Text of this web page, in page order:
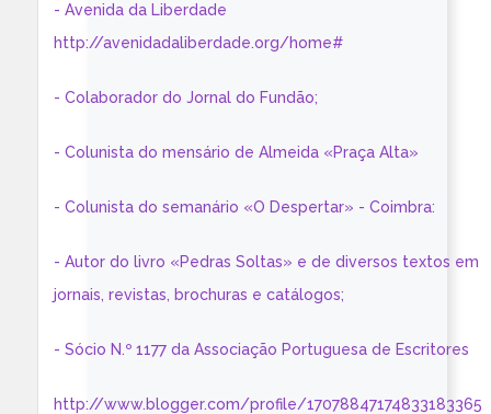
- Avenida da Liberdade
http://avenidadaliberdade.org/home#
- Colaborador do Jornal do Fundão;
- Colunista do mensário de Almeida «Praça Alta»
- Colunista do semanário «O Despertar» - Coimbra:
- Autor do livro «Pedras Soltas» e de diversos textos em
jornais, revistas, brochuras e catálogos;
- Sócio N.º 1177 da Associação Portuguesa de Escritores
http://www.blogger.com/profile/17078847174833183365